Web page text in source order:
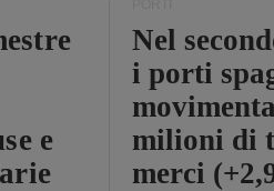
e
Nel
i porti
milioni di
merci